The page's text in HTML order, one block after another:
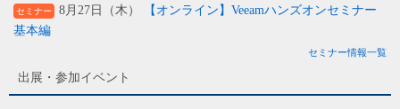
セミナー 8月27日（木）
【オンライン】Veeamハンズオンセミナー
基本編
セミナー情報一覧
出展・参加イベント